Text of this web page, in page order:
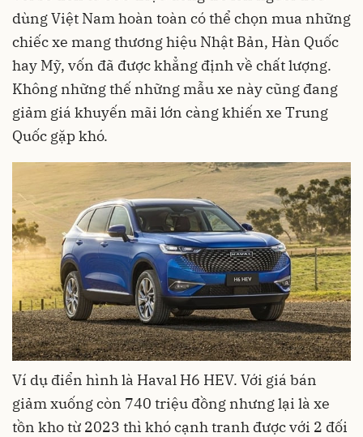
dùng Việt Nam hoàn toàn có thể chọn mua những
chiếc xe mang thương hiệu Nhật Bản, Hàn Quốc
hay Mỹ, vốn đã được khẳng định về chất lượng.
Không những thế những mẫu xe này cũng đang
giảm giá khuyến mãi lớn càng khiến xe Trung
Quốc gặp khó.
Ví dụ điển hình là Haval H6 HEV. Với giá bán
giảm xuống còn 740 triệu đồng nhưng lại là xe
tồn kho từ 2023 thì khó cạnh tranh được với 2 đối